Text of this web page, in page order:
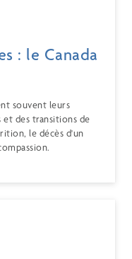
: le Canada
souvent leurs
et des transitions de
le décès d'un